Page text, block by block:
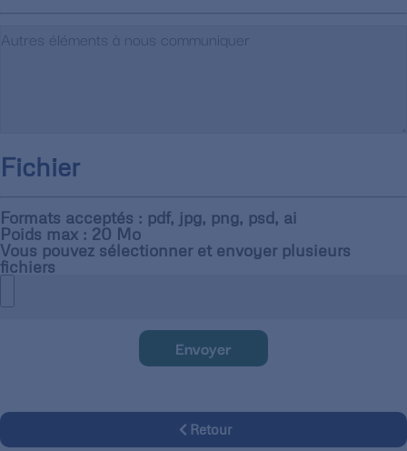
Fichier
Formats acceptés : pdf, jpg, png, psd, ai
Poids max : 20 Mo
Vous pouvez sélectionner et envoyer plusieurs
fichiers
Envoyer
Retour